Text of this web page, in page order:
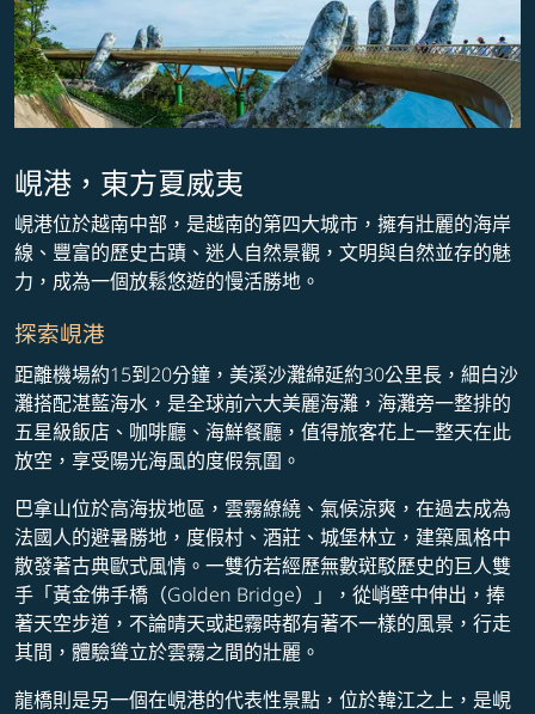
峴港，東方夏威夷
峴港位於越南中部，是越南的第四大城市，擁有壯麗的海岸
線、豐富的歷史古蹟、迷人自然景觀，文明與自然並存的魅
力，成為一個放鬆悠遊的慢活勝地。
探索峴港
距離機場約15到20分鐘，美溪沙灘綿延約30公里長，細白沙
灘搭配湛藍海水，是全球前六大美麗海灘，海灘旁一整排的
五星級飯店、咖啡廳、海鮮餐廳，值得旅客花上一整天在此
放空，享受陽光海風的度假氛圍。
巴拿山位於高海拔地區，雲霧繚繞、氣候涼爽，在過去成為
法國人的避暑勝地，度假村、酒莊、城堡林立，建築風格中
散發著古典歐式風情。一雙彷若經歷無數斑駁歷史的巨人雙
手「黃金佛手橋（Golden Bridge）」，從峭壁中伸出，捧
著天空步道，不論晴天或起霧時都有著不一樣的風景，行走
其間，體驗聳立於雲霧之間的壯麗。
龍橋則是另一個在峴港的代表性景點，位於韓江之上，是峴